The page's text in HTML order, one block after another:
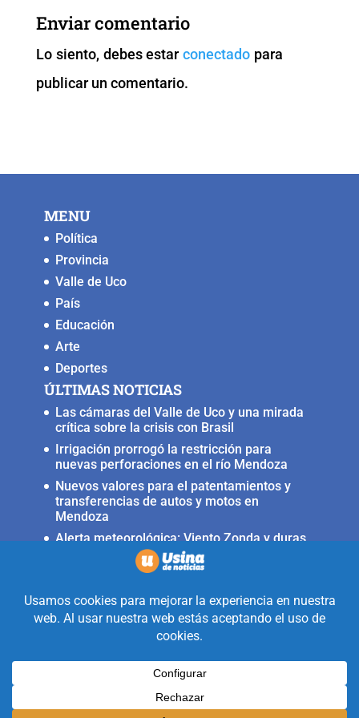
b
o
o
k
A
p
p k
er
Enviar comentario
Lo siento, debes estarconectado para
publicar un comentario.
MENU
Política
Provincia
Valle de Uco
País
Educación
Arte
Deportes
ÚLTIMAS NOTICIAS
Las cámaras del Valle de Uco y una mirada
crítica sobre la crisis con Brasil
Irrigación prorrogó la restricción para
nuevas perforaciones en el río Mendoza
Nuevos valores para el patentamientos y
transferencias de autos y motos en
Mendoza
Alerta meteorológica: Viento Zonda y duras
condiciones en alta montaña
Fuerte terremoto muy cerca del Valle de
Realizado con la mirada equidistante de
alguien a quién solo le interesa
informar que ocurre en Valle de Uco.
Diseñado y Desarrollado porLegion Design